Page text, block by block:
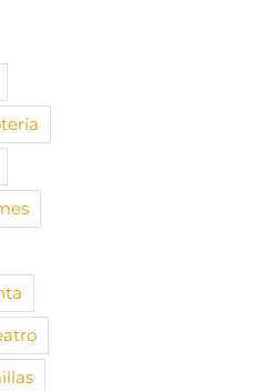
la exposición
y Paul Klee», en
con Mario
2025